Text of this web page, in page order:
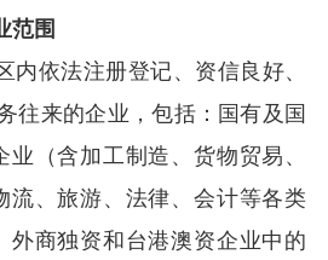
范围
内依法注册登记、资信良好、
往来的企业，包括：国有及国
（含加工制造、货物贸易、
流、旅游、法律、会计等各类
外商独资和台港澳资企业中的